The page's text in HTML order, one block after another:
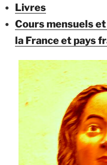
Livres
Cours mensuels
la France et pays